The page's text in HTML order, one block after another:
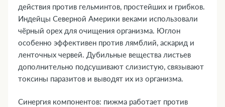
действия против гельминтов, простейших и грибков.
Индейцы Северной Америки веками использовали
чёрный орех для очищения организма. Юглон
особенно эффективен против лямблий, аскарид и
ленточных червей. Дубильные вещества листьев
дополнительно подсушивают слизистую, связывают
токсины паразитов и выводят их из организма.
Синергия компонентов: пижма работает против